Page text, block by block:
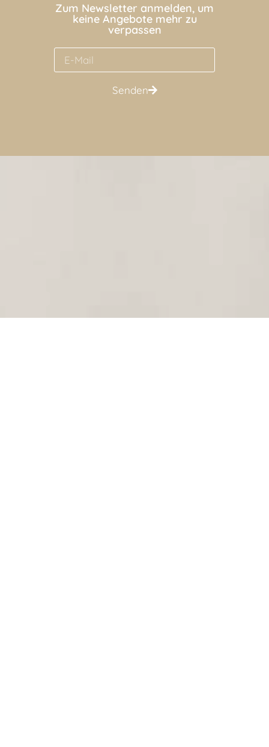
Zum Newsletter anmelden, um
keine Angebote mehr zu
verpassen
Senden